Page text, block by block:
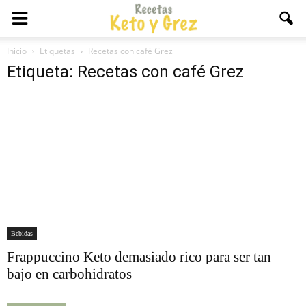
Inicio Etiquetas Recetas con café Grez
Etiqueta: Recetas con café Grez
Bebidas
Frappuccino Keto demasiado rico para ser tan
bajo en carbohidratos